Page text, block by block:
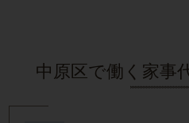
中原区で働く家事